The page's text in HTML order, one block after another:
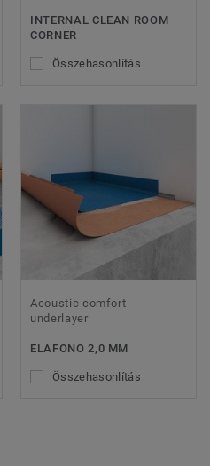
INTERNAL CLEAN ROOM
CORNER
Összehasonlítás
Acoustic comfort
underlayer
ELAFONO 2,0 MM
Összehasonlítás